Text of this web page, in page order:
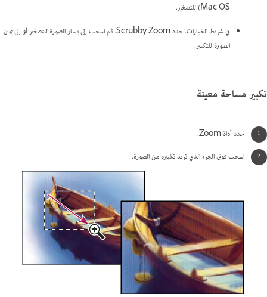
Mac OS) للتصغير.
في شريط الخيارات، حدد Scrubby Zoom. ثم اسحب إلى يسار الصورة للتصغير أو إلى يمين
الصورة للتكبير.
تكبير مساحة معينة
حدد أداة Zoom.
اسحب فوق الجزء الذي تريد تكبيره من الصورة.